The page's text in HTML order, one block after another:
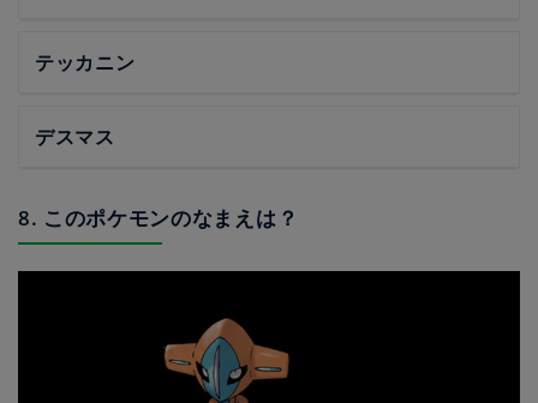
テッカニン
デスマス
8. このポケモンのなまえは？